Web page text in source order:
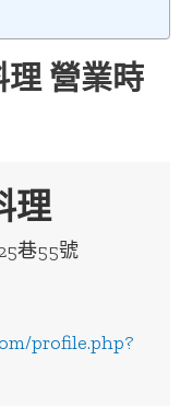
營業時
理
巷55號
profile.php?